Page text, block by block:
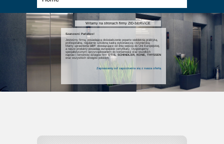
Witamy na stronach firmy ZID-SERVICE
Szanowni Państwo!
Jesteśmy firmą, posiadającą doświadczenie poparte wieloletnią praktyką,
profesjonalną, regularnie szkoloną kadrą wykonawczą i inżynierską.
Mamy uprawnieniaUDT obowiązujące od dnia wejścia do Unii Europejskiej,
a nasze produkty posiadają europejskie certyfikaty. Dysponujemy
specjalistycznym oprzyrządowaniem do konserwacji oraz wszelkich
napraw i remontów dźwigów firmOTIS, SCHINDLER, KONE, THYSSEN
oraz wszystkich dźwigów polskich.
Zapraszamy od zapoznania się z nasza ofertą